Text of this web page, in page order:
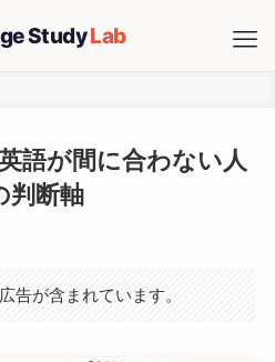
語が間に合わない人
判断軸
告が含まれています。